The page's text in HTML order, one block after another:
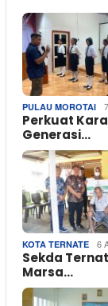
PULAU MOROTAI
Perkuat
Generasi…
KOTA TERNATE 6
Sekda
Marsa…